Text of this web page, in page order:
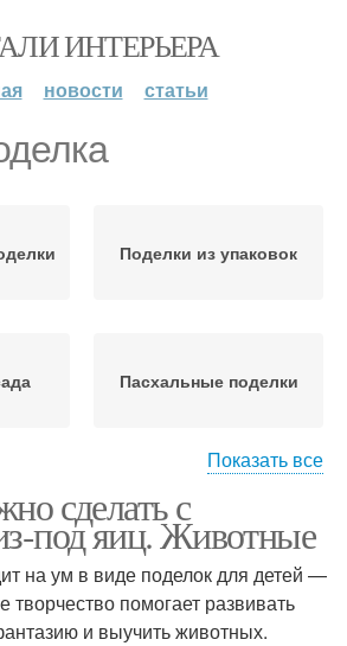
ИНТЕРЬЕРА
новости статьи
Поделки из упаковок
Пасхальные поделки
Показать все
сделать с
под яиц. Животные
на ум в виде поделок для детей —
творчество помогает развивать
и выучить животных.